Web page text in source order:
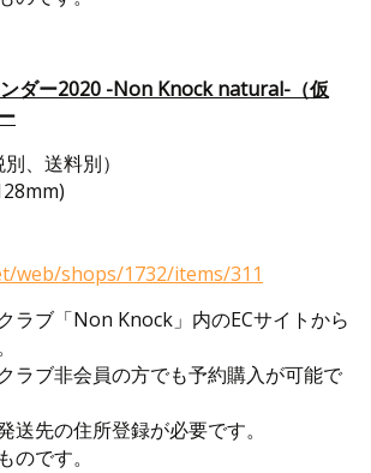
ンダー2020 -Non Knock natural-（仮
、送料別）
web/shops/1732/items/311
ラブ「Non Knock」内のECサイトから
ラブ非会員の方でも予約購入が可能で
先の住所登録が必要です。
です。